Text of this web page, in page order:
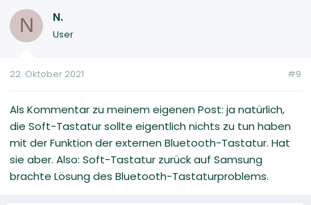
N N.
User
22. Oktober 2021 #9
Als Kommentar zu meinem eigenen Post: ja natürlich,
die Soft-Tastatur sollte eigentlich nichts zu tun haben
mit der Funktion der externen Bluetooth-Tastatur. Hat
sie aber. Also: Soft-Tastatur zurück auf Samsung
brachte Lösung des Bluetooth-Tastaturproblems.